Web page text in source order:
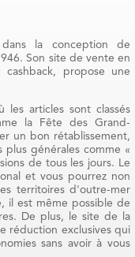
la conception de
Son site de vente en
propose une
les articles sont classés
la Fête des Grand-
un bon rétablissement,
plus générales comme «
de tous les jours. Le
et vous pourrez non
territoires d'outre-mer
il est même possible de
De plus, le site de la
réduction exclusives qui
sans avoir à vous